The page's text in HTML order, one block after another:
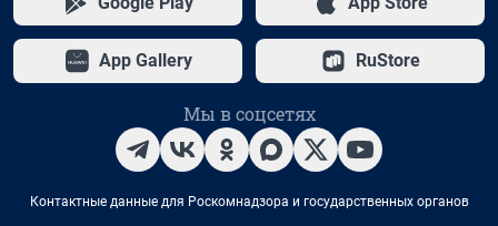
App Gallery RuStore
Мы в соцсетях
Контактные данные для Роскомнадзора и государственных органов